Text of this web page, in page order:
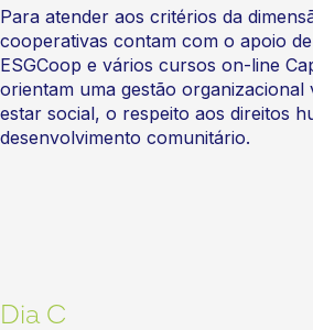
Para atender aos critérios da
cooperativas contam com o apoio
ESGCoop e vários cursos on-line
orientam uma gestão
estar social, o respeito aos direitos
desenvolvimento comunitário.
Dia C